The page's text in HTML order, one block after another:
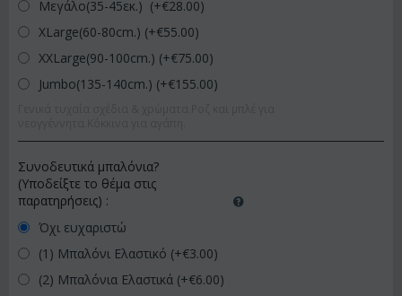
Μεγάλο(35-45εκ.) (+€28.00)
XLarge(60-80cm.) (+€55.00)
XXLarge(90-100cm.) (+€75.00)
Jumbo(135-140cm.) (+€155.00)
Συνοδευτικά μπαλόνια?
(Υποδείξτε το θέμα στις
παρατηρήσεις) :
Όχι ευχαριστώ
(1) Μπαλόνι Ελαστικό (+€3.00)
(2) Μπαλόνια Ελαστικά (+€6.00)